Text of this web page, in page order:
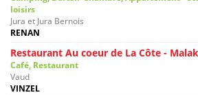
loisirs
Jura et Jura Bernois
RENAN
Restaurant Au coeur de La Côte -
Café, Restaurant
Vaud
VINZEL